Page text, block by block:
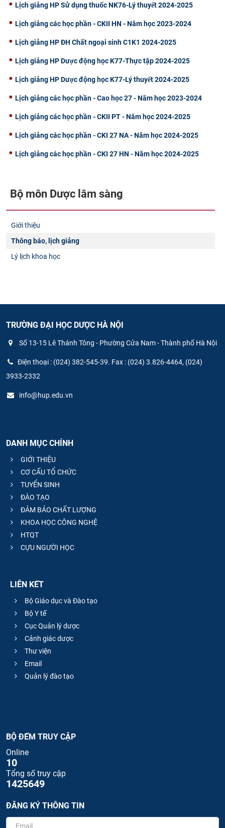
Lịch giảng HP Sử dụng thuốc NK76-Lý thuyết 2024-2025
Lịch giảng các học phần - CKII HN - Năm học 2023-2024
Lịch giảng HP ĐH Chất ngoại sinh C1K1 2024-2025
Lịch giảng HP Dược động học K77-Thực tập 2024-2025
Lịch giảng HP Dược động học K77-Lý thuyết 2024-2025
Lịch giảng các học phần - Cao học 27 - Năm học 2023-2024
Lịch giảng các học phần - CKII PT - Năm học 2024-2025
Lịch giảng các học phần - CKI 27 NA - Năm học 2024-2025
Lịch giảng các học phần - CKI 27 HN - Năm học 2024-2025
Bộ môn Dược lâm sàng
Giới thiệu
Thông báo, lịch giảng
Lý lịch khoa học
TRƯỜNG ĐẠI HỌC DƯỢC HÀ NỘI
Số 13-15 Lê Thánh Tông - Phường Cửa Nam - Thành phố Hà Nội
Điện thoại : (024) 382-545-39. Fax : (024) 3.826-4464, (024)
3933-2332
info@hup.edu.vn
DANH MỤC CHÍNH
GIỚI THIỆU
CƠ CẤU TỔ CHỨC
TUYỂN SINH
ĐÀO TẠO
ĐẢM BẢO CHẤT LƯỢNG
KHOA HỌC CÔNG NGHỆ
HTQT
CỰU NGƯỜI HỌC
LIÊN KẾT
Bộ Giáo dục và Đào tạo
Bộ Y tế
Cục Quản lý dược
Cảnh giác dược
Thư viện
Email
Quản lý đào tạo
BỘ ĐẾM TRUY CẬP
Online
10
Tổng số truy cập
1425649
ĐĂNG KÝ THÔNG TIN